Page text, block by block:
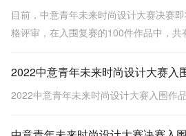
目前，中意青年未来时尚设计大赛决赛
格评审，在入围复赛的100件作品中，共
2022中意青年未来时尚设计大赛入
2022中意青年未来时尚设计大赛入围作